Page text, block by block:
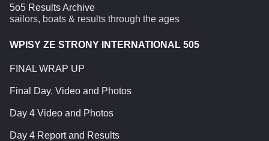
5o5 Results Archive
sailors, boats & results through the ages
WPISY ZE STRONY INTERNATIONAL 505
FINAL WRAP UP
Final Day. Video and Photos
Day 4 Video and Photos
Day 4 Report and Results